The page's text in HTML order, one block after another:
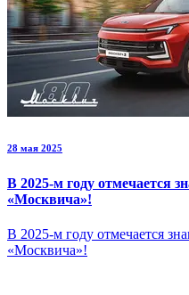
28 мая 2025
В 2025-м году отмечается
«Москвича»!
В 2025-м году отмечается
«Москвича»!